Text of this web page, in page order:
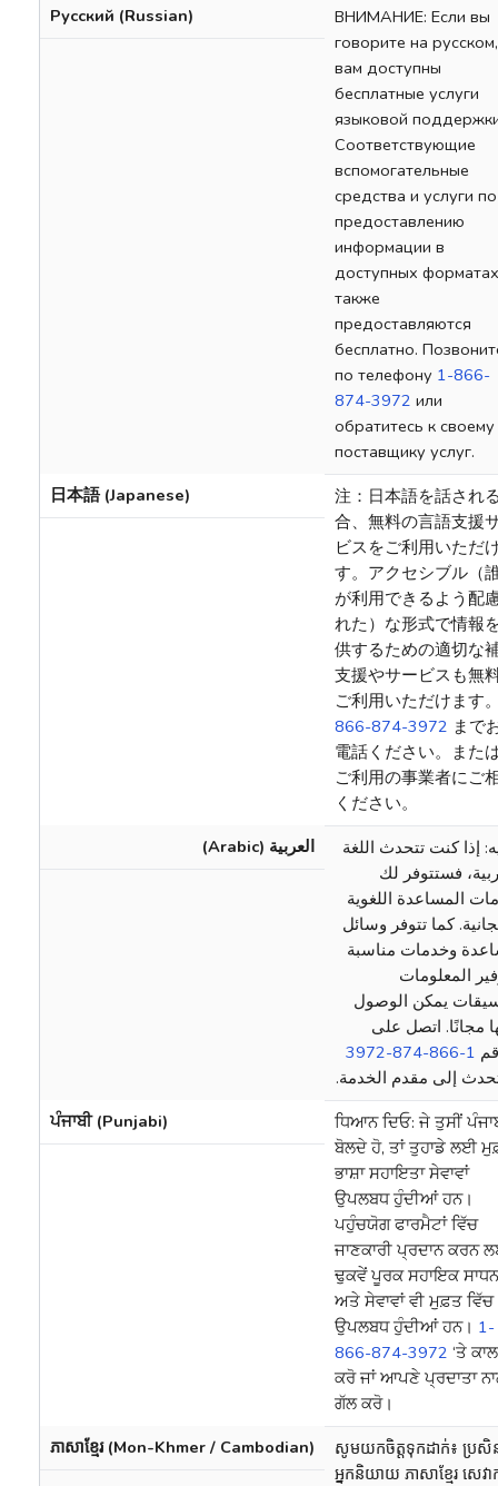
Русский (Russian)
ВНИМАНИЕ: Если вы
говорите на русском,
вам доступны
бесплатные услуги
языковой
Соответствующие
вспомогательные
средства и услуги по
предоставлению
информации в
доступных форматах
также
предоставляются
бесплатно.
по телефону 1-866-
874-3972 или
обратитесь к своему
поставщику услуг.
日本語 (Japanese)
注：日本語を話され
合、無料の言語支援
ビスをご利用いただ
す。アクセシブル（
が利用できるよう配
れた）な形式で情報
供するための適切な
支援やサービスも無
ご利用いただけます
866-874-3972 まで
電話ください。また
ご利用の事業者にご
ください。
العربية (Arabic)
إذا كنت تتحدث اللغة
فستتوفر لك
المساعدة اللغوية
كما تتوفر وسائل
وخدمات مناسبة
المعلومات
يمكن الوصول
مجانًا. اتصل على
1-866-874-3972
إلى مقدم الخدمة.
ਪੰਜਾਬੀ (Punjabi)
ਧਿਆਨ ਦਿਓ: ਜੇ ਤੁਸੀਂ
ਬੋਲਦੇ ਹੋ, ਤਾਂ ਤੁਹਾਡੇ ਲਈ
ਭਾਸ਼ਾ ਸਹਾਇਤਾ ਸੇਵਾਵਾਂ
ਉਪਲਬਧ ਹੁੰਦੀਆਂ ਹਨ।
ਪਹੁੰਚਯੋਗ ਫਾਰਮੈਟਾਂ ਵਿੱਚ
ਜਾਣਕਾਰੀ ਪ੍ਰਦਾਨ ਕਰਨ
ਢੁਕਵੇਂ ਪੂਰਕ ਸਹਾਇਕ ਸਾਧਨ
ਅਤੇ ਸੇਵਾਵਾਂ ਵੀ ਮੁਫ਼ਤ ਵਿੱਚ
ਉਪਲਬਧ ਹੁੰਦੀਆਂ ਹਨ। 1-
866-874-3972 ‘ਤੇ ਕਾਲ
ਕਰੋ ਜਾਂ ਆਪਣੇ ਪ੍ਰਦਾਤਾ
ਗੱਲ ਕਰੋ।
ភាសាខ្មែរ (Mon-Khmer / Cambodian)
សូមយកចិត្តទុកដាក់៖ ប្រសិ
អ្នកនិយាយ ភាសាខ្មែរ សេវា